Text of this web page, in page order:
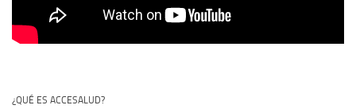
¿QUÉ ES ACCESALUD?